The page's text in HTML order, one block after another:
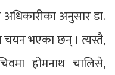
अनुसार डा.
चयन भएका छन् । त्यस्तै,
होमनाथ चालिसे,